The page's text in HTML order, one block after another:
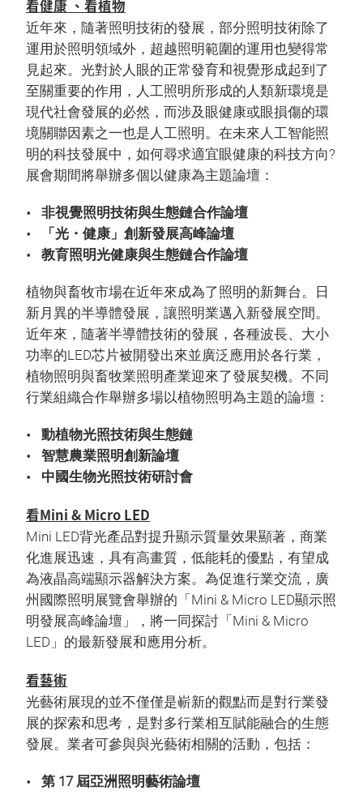
看健康 、看植物
近年來，隨著照明技術的發展，部分照明技術除了
運用於照明領域外，超越照明範圍的運用也變得常
見起來。光對於人眼的正常發育和視覺形成起到了
至關重要的作用，人工照明所形成的人類新環境是
現代社會發展的必然，而涉及眼健康或眼損傷的環
境關聯因素之一也是人工照明。在未來人工智能照
明的科技發展中，如何尋求適宜眼健康的科技方向?
展會期間將舉辦多個以健康為主題論壇：
非視覺照明技術與生態鏈合作論壇
「光・健康」創新發展高峰論壇
教育照明光健康與生態鏈合作論壇
植物與畜牧市場在近年來成為了照明的新舞台。日
新月異的半導體發展，讓照明業邁入新發展空間。
近年來，隨著半導體技術的發展，各種波長、大小
功率的LED芯片被開發出來並廣泛應用於各行業，
植物照明與畜牧業照明產業迎來了發展契機。不同
行業組織合作舉辦多場以植物照明為主題的論壇：
動植物光照技術與生態鏈
智慧農業照明創新論壇
中國生物光照技術研討會
看Mini & Micro LED
Mini LED背光產品對提升顯示質量效果顯著，商業
化進展迅速，具有高畫質，低能耗的優點，有望成
為液晶高端顯示器解決方案。為促進行業交流，廣
州國際照明展覽會舉辦的「Mini & Micro LED顯示照
明發展高峰論壇」，將一同探討「Mini & Micro
LED」的最新發展和應用分析。
看藝術
光藝術展現的並不僅僅是嶄新的觀點而是對行業發
展的探索和思考，是對多行業相互賦能融合的生態
發展。業者可參與與光藝術相關的活動，包括：
第 17 屆亞洲照明藝術論壇